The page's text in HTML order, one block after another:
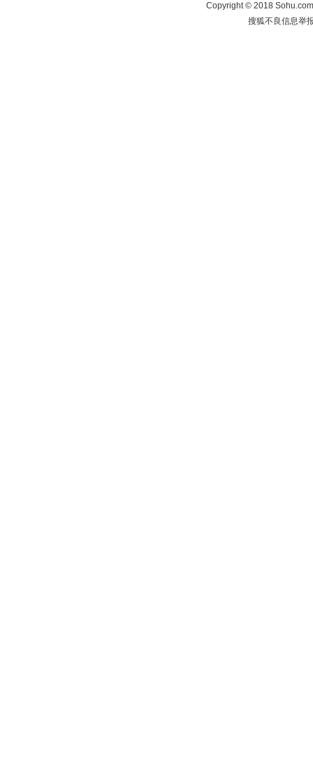
Copyright©2018
搜狐不良信息举